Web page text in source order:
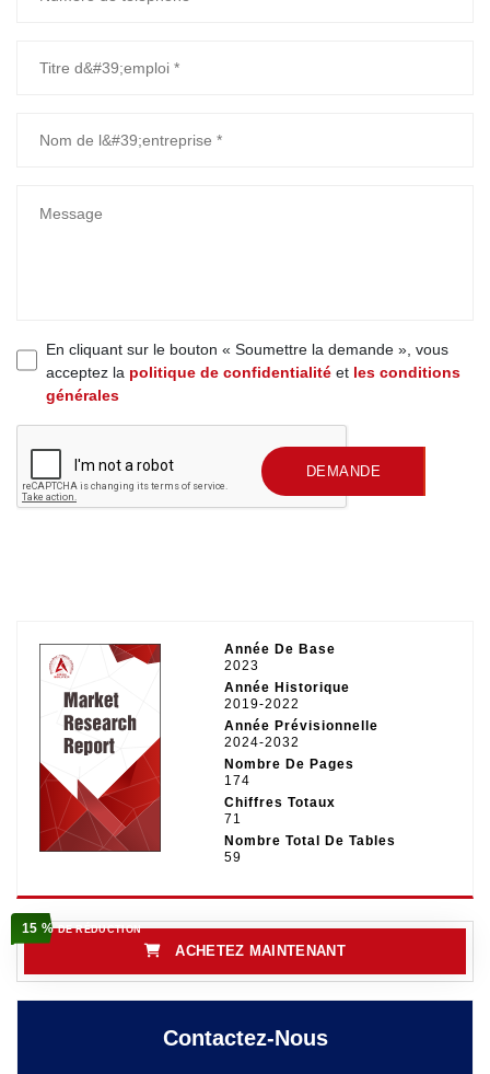
En cliquant sur le bouton « Soumettre la demande », vous
acceptez la politique de confidentialité et les conditions
générales
SOUMETTRE UNE DEMANDE
Année De Base
2023
Année Historique
2019-2022
Année Prévisionnelle
2024-2032
Nombre De Pages
174
Chiffres Totaux
71
Nombre Total De Tables
59
15 %DE RÉDUCTION
ACHETEZ MAINTENANT
Contactez-Nous